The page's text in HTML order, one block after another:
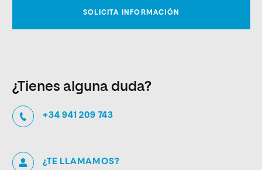
¿Tienes alguna duda?
+34 941 209 743
¿TE LLAMAMOS?